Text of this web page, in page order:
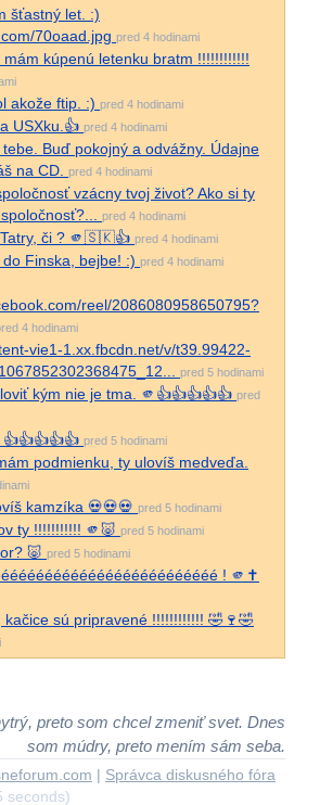
šťastný let. :)
70oaad.jpg pred 4 hodinami
mám kúpenú letenku bratm !!!!!!!!!!!!
akože ftip. :) pred 4 hodinami
USXku.👍 pred 4 hodinami
Buď pokojný a odvážny. Údajne
na CD.
pred 4 hodinami
vzácny tvoj život? Ako si ty
pred 4 hodinami
či ? 🫵🇸🇰👍 pred 4 hodinami
Finska, bejbe! :) pred 4 hodinami
reel/2086080958650795?
4 hodinami
vie1-1.xx.fbcdn.net/v/t39.99422-
pred 5 hodinami
kým nie je tma. 🫵👍👍👍👍👍 pred
pred 5 hodinami
podmienku, ty ulovíš medveďa.
kamzíka 💀💀💀 pred 5 hodinami
ty !!!!!!!!!!! 🫵🐷 pred 5 hodinami
🐷 pred 5 hodinami
! 🫵✝️
kačice sú pripravené !!!!!!!!!!!! 🤣🍷🤣
preto som chcel zmeniť svet. Dnes
som múdry, preto mením sám seba.
| Správca diskusného fóra
seconds)